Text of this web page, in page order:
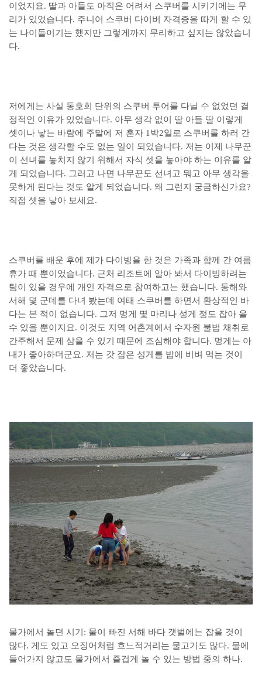
이었지요. 딸과 아들도 아직은 어려서 스쿠버를 시키기에는 무
리가 있었습니다. 주니어 스쿠버 다이버 자격증을 따게 할 수 있
는 나이들이기는 했지만 그렇게까지 무리하고 싶지는 않았습니
다.
저에게는 사실 동호회 단위의 스쿠버 투어를 다닐 수 없었던 결
정적인 이유가 있었습니다. 아무 생각 없이 딸 아들 딸 이렇게
셋이나 낳는 바람에 주말에 저 혼자 1박2일로 스쿠버를 하러 간
다는 것은 생각할 수도 없는 일이 되었습니다. 저는 이제 나무꾼
이 선녀를 놓치지 않기 위해서 자식 셋을 놓아야 하는 이유를 알
게 되었습니다. 그러고 나면 나무꾼도 선녀고 뭐고 아무 생각을
못하게 된다는 것도 알게 되었습니다. 왜 그런지 궁금하신가요?
직접 셋을 낳아 보세요.
스쿠버를 배운 후에 제가 다이빙을 한 것은 가족과 함께 간 여름
휴가 때 뿐이었습니다. 근처 리조트에 알아 봐서 다이빙하려는
팀이 있을 경우에 개인 자격으로 참여하고는 했습니다. 동해와
서해 몇 군데를 다녀 봤는데 여태 스쿠버를 하면서 환상적인 바
다는 본 적이 없습니다. 그저 멍게 몇 마리나 성게 정도 잡아 올
수 있을 뿐이지요. 이것도 지역 어촌계에서 수자원 불법 채취로
간주해서 문제 삼을 수 있기 때문에 조심해야 합니다. 멍게는 아
내가 좋아하더군요. 저는 갓 잡은 성게를 밥에 비벼 먹는 것이
더 좋았습니다.
물가에서 놀던 시기: 물이 빠진 서해 바다 갯벌에는 잡을 것이
많다. 게도 있고 오징어처럼 흐느적거리는 물고기도 많다. 물에
들어가지 않고도 물가에서 즐겁게 놀 수 있는 방법 중의 하나.